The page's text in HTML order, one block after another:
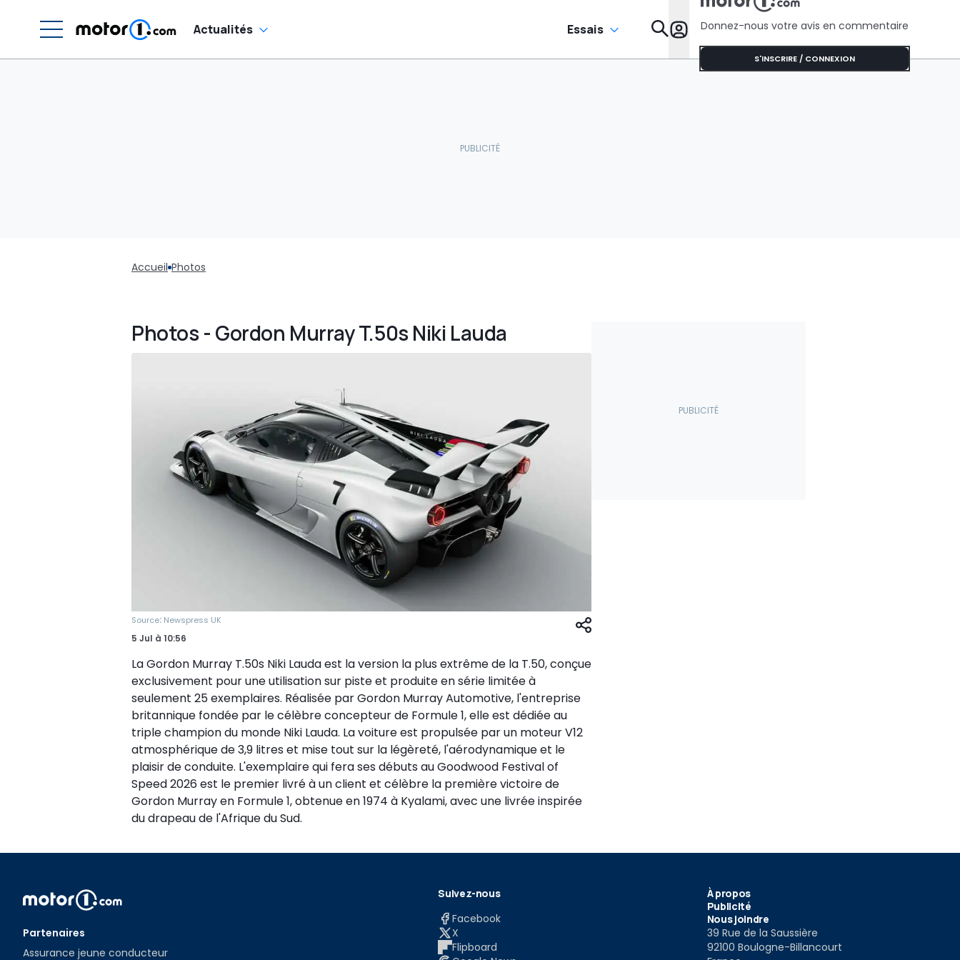
Actualités Essais Donnez-nous votre avis en commentaire
S'INSCRIRE / CONNEXION
Accueil Photos
Photos - Gordon Murray T.50s Niki Lauda
Source: Newspress UK
5 Jul à 10:56
La Gordon Murray T.50s Niki Lauda est la version la plus extrême de la T.50, conçue
exclusivement pour une utilisation sur piste et produite en série limitée à
seulement 25 exemplaires. Réalisée par Gordon Murray Automotive, l'entreprise
britannique fondée par le célèbre concepteur de Formule 1, elle est dédiée au
triple champion du monde Niki Lauda. La voiture est propulsée par un moteur V12
atmosphérique de 3,9 litres et mise tout sur la légèreté, l'aérodynamique et le
plaisir de conduite. L'exemplaire qui fera ses débuts au Goodwood Festival of
Speed 2026 est le premier livré à un client et célèbre la première victoire de
Gordon Murray en Formule 1, obtenue en 1974 à Kyalami, avec une livrée inspirée
du drapeau de l'Afrique du Sud.
Partenaires
Assurance jeune conducteur
Suivez-nous
Facebook
X
Flipboard
À propos
Publicité
Nous joindre
39 Rue de la Saussière
92100 Boulogne-Billancourt